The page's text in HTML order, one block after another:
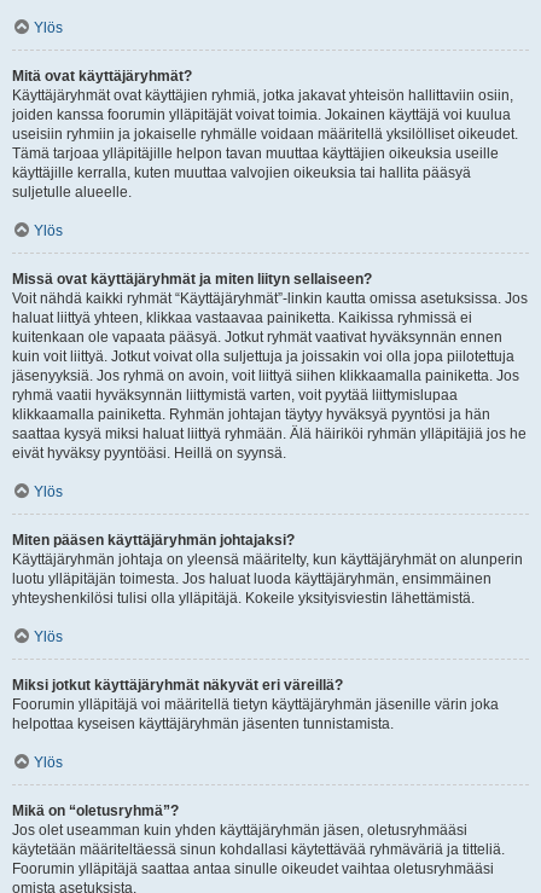
Ylös
Mitä ovat käyttäjäryhmät?
Käyttäjäryhmät ovat käyttäjien ryhmiä, jotka jakavat yhteisön hallittaviin osiin,
joiden kanssa foorumin ylläpitäjät voivat toimia. Jokainen käyttäjä voi kuulua
useisiin ryhmiin ja jokaiselle ryhmälle voidaan määritellä yksilölliset oikeudet.
Tämä tarjoaa ylläpitäjille helpon tavan muuttaa käyttäjien oikeuksia useille
käyttäjille kerralla, kuten muuttaa valvojien oikeuksia tai hallita pääsyä
suljetulle alueelle.
Ylös
Missä ovat käyttäjäryhmät ja miten liityn sellaiseen?
Voit nähdä kaikki ryhmät “Käyttäjäryhmät”-linkin kautta omissa asetuksissa. Jos
haluat liittyä yhteen, klikkaa vastaavaa painiketta. Kaikissa ryhmissä ei
kuitenkaan ole vapaata pääsyä. Jotkut ryhmät vaativat hyväksynnän ennen
kuin voit liittyä. Jotkut voivat olla suljettuja ja joissakin voi olla jopa piilotettuja
jäsenyyksiä. Jos ryhmä on avoin, voit liittyä siihen klikkaamalla painiketta. Jos
ryhmä vaatii hyväksynnän liittymistä varten, voit pyytää liittymislupaa
klikkaamalla painiketta. Ryhmän johtajan täytyy hyväksyä pyyntösi ja hän
saattaa kysyä miksi haluat liittyä ryhmään. Älä häiriköi ryhmän ylläpitäjiä jos he
eivät hyväksy pyyntöäsi. Heillä on syynsä.
Ylös
Miten pääsen käyttäjäryhmän johtajaksi?
Käyttäjäryhmän johtaja on yleensä määritelty, kun käyttäjäryhmät on alunperin
luotu ylläpitäjän toimesta. Jos haluat luoda käyttäjäryhmän, ensimmäinen
yhteyshenkilösi tulisi olla ylläpitäjä. Kokeile yksityisviestin lähettämistä.
Ylös
Miksi jotkut käyttäjäryhmät näkyvät eri väreillä?
Foorumin ylläpitäjä voi määritellä tietyn käyttäjäryhmän jäsenille värin joka
helpottaa kyseisen käyttäjäryhmän jäsenten tunnistamista.
Ylös
Mikä on “oletusryhmä”?
Jos olet useamman kuin yhden käyttäjäryhmän jäsen, oletusryhmääsi
käytetään määriteltäessä sinun kohdallasi käytettävää ryhmäväriä ja titteliä.
Foorumin ylläpitäjä saattaa antaa sinulle oikeudet vaihtaa oletusryhmääsi
omista asetuksista.